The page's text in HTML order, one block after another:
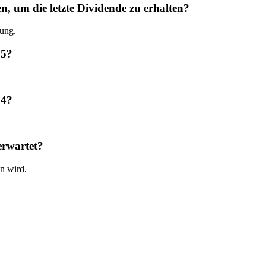
um die letzte Dividende zu erhalten?
wird.